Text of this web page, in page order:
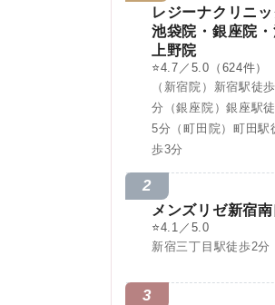
レジーナクリニ
池袋院・銀座院
上野院
⭐4.7／5.0 （624件）
（新宿院）新宿駅徒
分（銀座院）銀座駅
5分（町田院）町田駅
歩3分
2
メンズリゼ新宿南
⭐4.1／5.0
新宿三丁目駅徒歩2分
3